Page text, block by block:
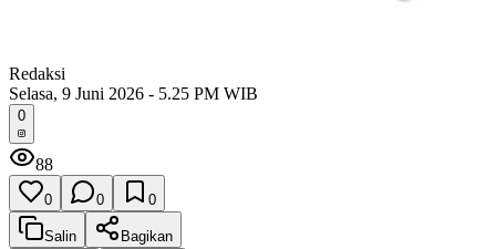
Redaksi
Selasa, 9 Juni 2026 - 5.25 PM WIB
0
88
0 0 0
Salin
Bagikan